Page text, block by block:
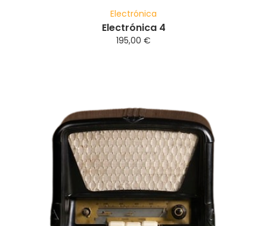
Electrónica
Electrónica 4
195,00 €